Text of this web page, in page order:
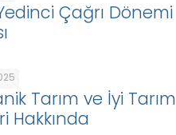
Çağrı Dönemi
Tarım ve İyi Tarım
Hakkında